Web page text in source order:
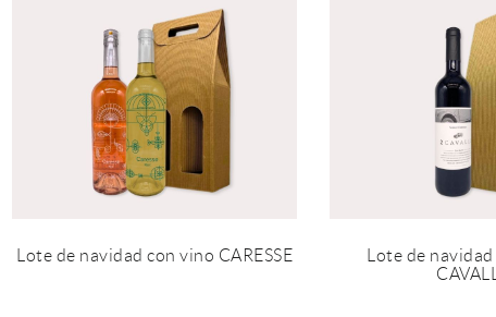
Lote de navidad con vino CARESSE
Lote de